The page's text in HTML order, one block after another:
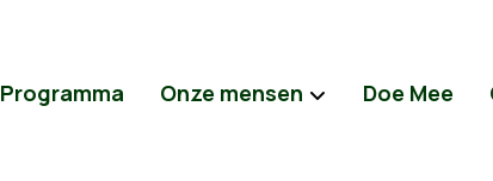
Programma Onze mensen Doe Mee